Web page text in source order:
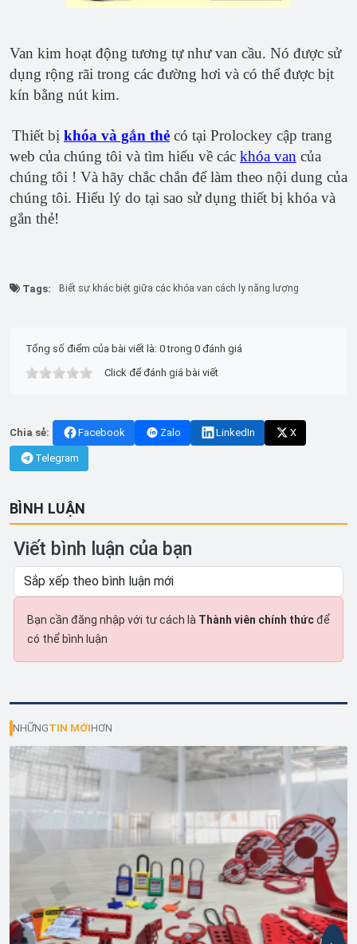
Van kim hoạt động tương tự như van cầu. Nó được sử
dụng rộng rãi trong các đường hơi và có thể được bịt
kín bằng nút kim.
Thiết bị khóa và gắn thẻ có tại Prolockey cập trang
web của chúng tôi và tìm hiểu về các khóa van của
chúng tôi ! Và hãy chắc chắn để làm theo nội dung của
chúng tôi. Hiểu lý do tại sao sử dụng thiết bị khóa và
gắn thẻ!
Tags: Biết sự khác biệt giữa các khóa van cách ly năng lượng
Tổng số điểm của bài viết là: 0 trong 0 đánh giá
Click để đánh giá bài viết
Chia sẻ: Facebook Zalo LinkedIn X
Telegram
BÌNH LUẬN
Viết bình luận của bạn
Bạn cần đăng nhập với tư cách là Thành viên chính thứcđể
có thể bình luận
NHỮNGTIN MỚIHƠN